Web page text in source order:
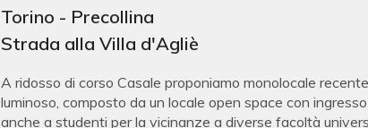
Torino - Precollina
Strada alla Villa d'Agliè
A ridosso di corso Casale proponiamo monolocale
luminoso, composto da un locale open space con
anche a studenti per la vicinanze a diverse facoltà